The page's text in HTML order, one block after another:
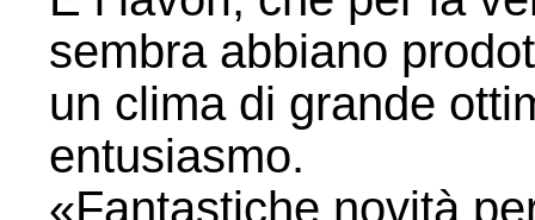
sembra abbiano
un clima di grande
entusiasmo.
«Fantastiche novità